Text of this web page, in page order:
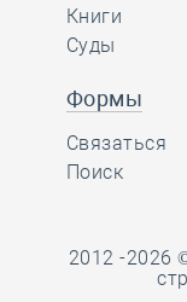
Книги
Суды
Формы
Связаться
Поиск
2012 -2026